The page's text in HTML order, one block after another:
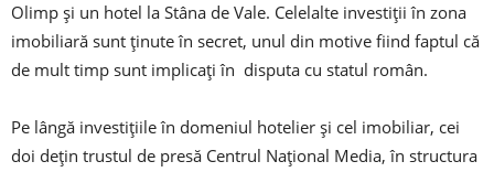
Olimp și un hotel la Stâna de Vale. Celelalte investiții în zona
imobiliară sunt ținute în secret, unul din motive fiind faptul că
de mult timp sunt implicați în disputa cu statul român.
Pe lângă investițiile în domeniul hotelier și cel imobiliar, cei
doi dețin trustul de presă Centrul Național Media, în structura